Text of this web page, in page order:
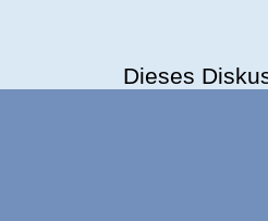
Dieses